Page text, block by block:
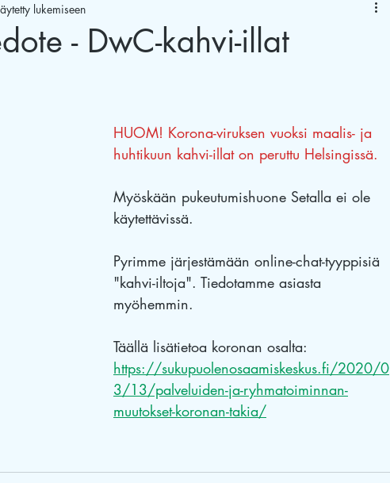
- DwC-kahvi-illat
lukemiseen
HUOM! Korona-viruksen vuoksi maalis- ja
huhtikuun kahvi-illat on peruttu Helsingissä.
Myöskään pukeutumishuone Setalla ei ole
käytettävissä.
Pyrimme järjestämään online-chat-tyyppisiä
"kahvi-iltoja". Tiedotamme asiasta
myöhemmin.
Täällä lisätietoa koronan osalta:
https://sukupuolenosaamiskeskus.fi/2020/0
3/13/palveluiden-ja-ryhmatoiminnan-
muutokset-koronan-takia/